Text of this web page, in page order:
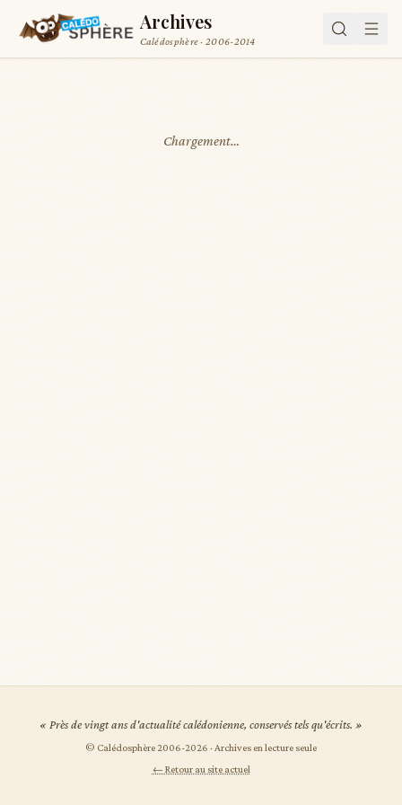
Archives
Calédosphère · 2006-2014
Chargement…
« Près de vingt ans d'actualité calédonienne, conservés tels qu'écrits. »
© Calédosphère 2006-2026 · Archives en lecture seule
← Retour au site actuel